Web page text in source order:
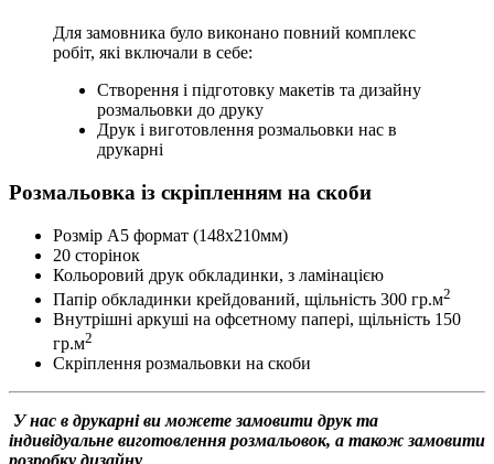
Для замовника було виконано повний комплекс
робіт, які включали в себе:
Створення і підготовку макетів та дизайну
розмальовки до друку
Друк і виготовлення розмальовки нас в
друкарні
Розмальовка із скріпленням на скоби
Розмір А5 формат (148х210мм)
20 сторінок
Кольоровий друк обкладинки, з ламінацією
Папір обкладинки крейдований, щільність 300 гр.м2
Внутрішні аркуші на офсетному папері, щільність 150
гр.м2
Скріплення розмальовки на скоби
У нас в друкарні ви можете замовити друк та
індивідуальне виготовлення розмальовок, а також замовити